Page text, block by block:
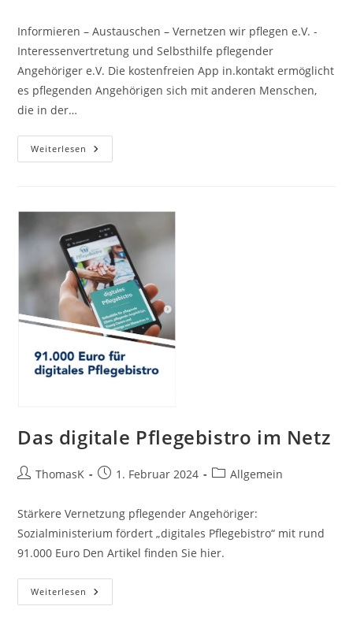
Informieren – Austauschen – Vernetzen wir pflegen e.V. -
Interessenvertretung und Selbsthilfe pflegender
Angehöriger e.V. Die kostenfreien App in.kontakt ermöglicht
es pflegenden Angehörigen sich mit anderen Menschen,
die in der…
Weiterlesen In.kontakt
–
Angehörige
Das digitale Pflegebistro im Netz
Beitrags-
ThomasK
Beitrag1. Februar 2024
Beitrags-
Allgemein
Stärkere Vernetzung pflegender Angehöriger:
Sozialministerium fördert „digitales Pflegebistro“ mit rund
91.000 Euro Den Artikel finden Sie hier.
Weiterlesen Das
Digitale